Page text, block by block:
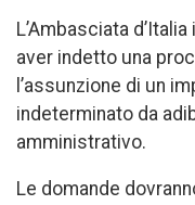
L’Ambasciata
aver indetto una
l’assunzione di un
indeterminato da
amministrativo.
Le domande